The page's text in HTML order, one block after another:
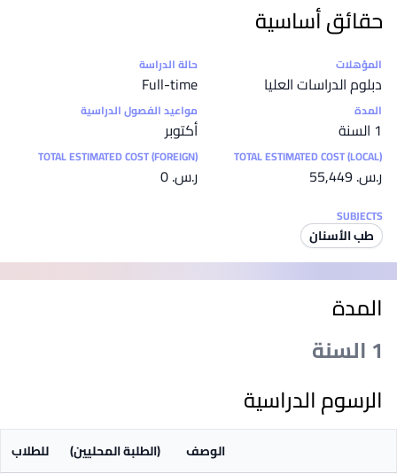
حقائق أساسية
إحصائيات
المؤهلات
دبلوم الدراسات العليا
حالة الدراسة
Full-time
المدة
1 السنة
مواعيد الفصول الدراسية
أكتوبر
TOTAL ESTIMATED COST (LOCAL)
ر.س.‏ 55,449
TOTAL ESTIMATED COST (FOREIGN)
ر.س.‏ 0
SUBJECTS
طب الأسنان
المدة
1 السنة
الرسوم الدراسية
الوصف (الطلبة المحليين)
للطلاب